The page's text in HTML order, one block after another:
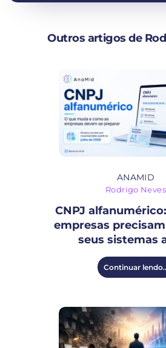
Outros artigos de
ANAMID
Rodrigo Neves
CNPJ
empresas
seus sistemas
Continuar